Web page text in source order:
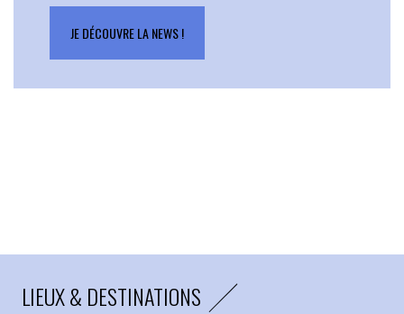
JE DÉCOUVRE LA NEWS !
LIEUX & DESTINATIONS